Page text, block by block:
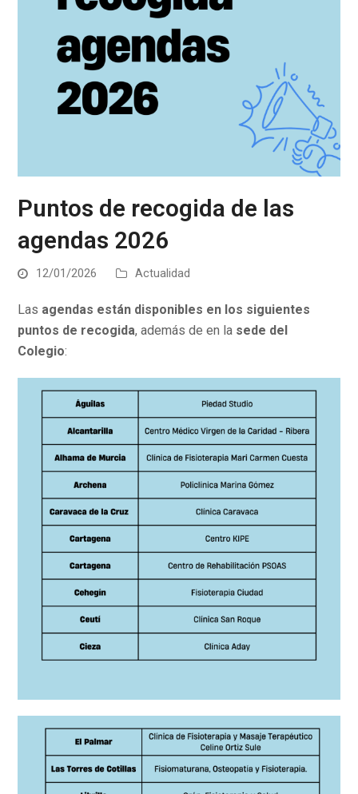
Puntos de recogida de las
agendas 2026
12/01/2026 Actualidad
Las agendas están disponibles en los siguientes
puntos de recogida, además de en la sede del
Colegio: